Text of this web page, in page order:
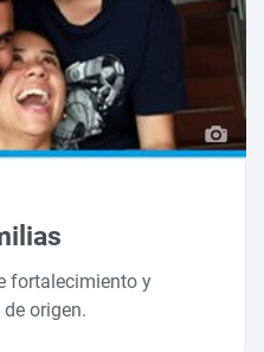
fortalecimiento y
origen.